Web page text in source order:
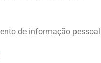
de informação